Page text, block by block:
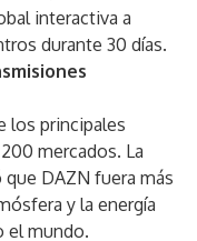
interactiva a
durante 30 días.
los principales
mercados. La
DAZN fuera más
y la energía
el mundo.